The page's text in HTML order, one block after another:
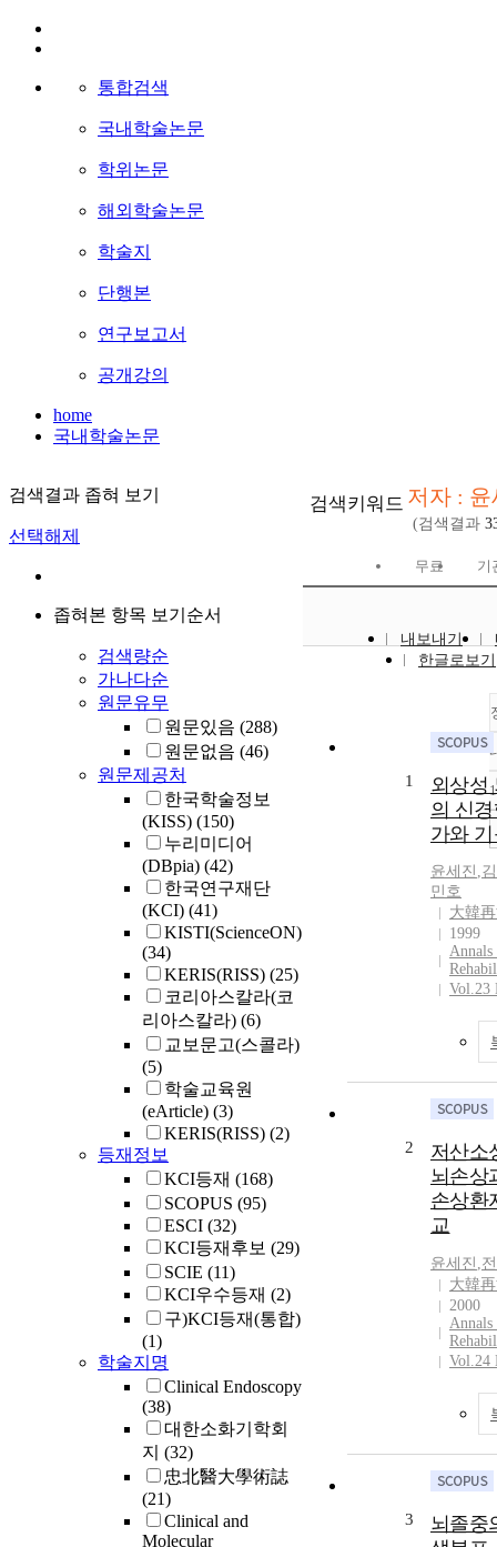
통합검색
국내학술논문
학위논문
해외학술논문
학술지
단행본
연구보고서
공개강의
home
국내학술논문
검색결과 좁혀 보기
선택해제
좁혀본 항목 보기순서
검색량순
가나다순
원문유무
원문있음 (288)
원문없음 (46)
원문제공처
한국학술정보
(KISS) (150)
누리미디어
(DBpia) (42)
한국연구재단
(KCI) (41)
KISTI(ScienceON)
(34)
KERIS(RISS) (25)
코리아스칼라(코
리아스칼라) (6)
교보문고(스콜라)
(5)
학술교육원
(eArticle) (3)
KERIS(RISS) (2)
등재정보
KCI등재 (168)
SCOPUS (95)
ESCI (32)
KCI등재후보 (29)
SCIE (11)
KCI우수등재 (2)
구)KCI등재(통합)
(1)
학술지명
Clinical Endoscopy
(38)
대한소화기학회
지 (32)
忠北醫大學術誌
(21)
Clinical and
Molecular
검색키워드 저자 : 윤
(검색결과
무료 기
내보내기
한글로보기
1
외상성
의 신
가와
윤세진 ,
민호
大韓
1999
Annals
Vol.23
2
저산소
뇌손상
손상환
교
윤세진 ,
大韓
2000
Annals
Vol.24
3
뇌졸중